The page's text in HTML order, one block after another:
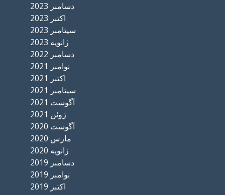
دسامبر 2023
اکتبر 2023
سپتامبر 2023
ژانویه 2023
دسامبر 2022
نوامبر 2021
اکتبر 2021
سپتامبر 2021
آگوست 2021
ژوئن 2021
آگوست 2020
مارس 2020
ژانویه 2020
دسامبر 2019
نوامبر 2019
اکتبر 2019